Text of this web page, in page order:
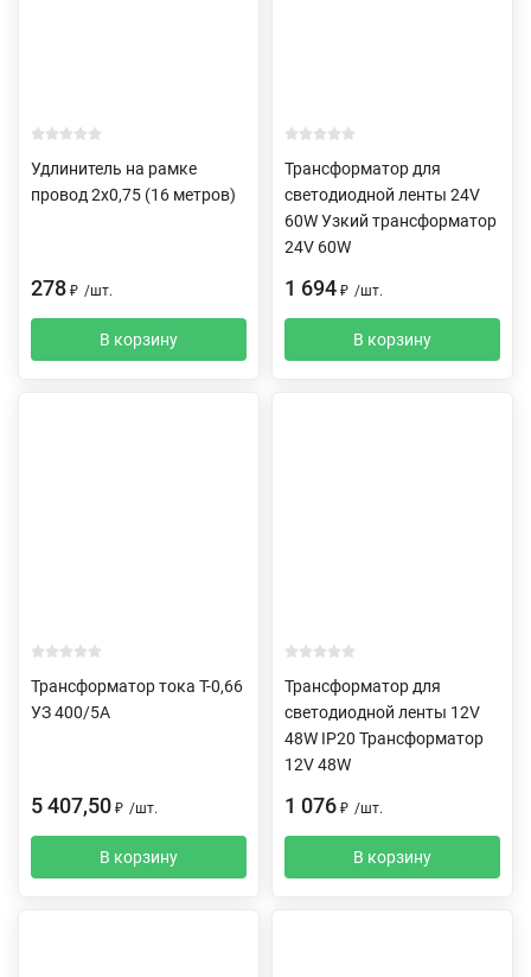
Удлинитель на рамке
провод 2х0,75 (16 метров)
278 ₽ /шт.
В корзину
Трансформатор для
светодиодной ленты 24V
60W Узкий трансформатор
24V 60W
1 694 ₽ /шт.
В корзину
Трансформатор тока Т-0,66
УЗ 400/5А
5 407,50 ₽ /шт.
В корзину
Трансформатор для
светодиодной ленты 12V
48W IP20 Трансформатор
12V 48W
1 076 ₽ /шт.
В корзину